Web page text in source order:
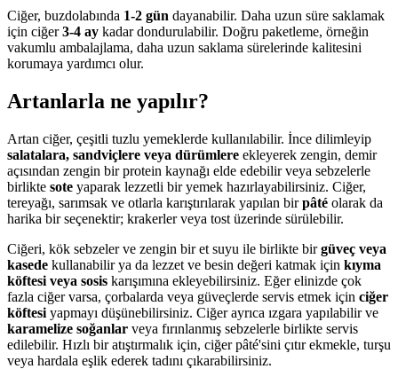
Ciğer, buzdolabında 1-2 gün dayanabilir. Daha uzun süre saklamak
için ciğer3-4 ay kadar dondurulabilir. Doğru paketleme, örneğin
vakumlu ambalajlama, daha uzun saklama sürelerinde kalitesini
korumaya yardımcı olur.
Artanlarla ne yapılır?
Artan ciğer, çeşitli tuzlu yemeklerde kullanılabilir. İnce dilimleyip
salatalara, sandviçlere veya dürümlere ekleyerek zengin, demir
açısından zengin bir protein kaynağı elde edebilir veya sebzelerle
birlikte sote yaparak lezzetli bir yemek hazırlayabilirsiniz. Ciğer,
tereyağı, sarımsak ve otlarla karıştırılarak yapılan birpâté olarak da
harika bir seçenektir; krakerler veya tost üzerinde sürülebilir.
Ciğeri, kök sebzeler ve zengin bir et suyu ile birlikte birgüveç veya
kasede kullanabilir ya da lezzet ve besin değeri katmak için kıyma
köftesi veya sosis karışımına ekleyebilirsiniz. Eğer elinizde çok
fazla ciğer varsa, çorbalarda veya güveçlerde servis etmek için ciğer
köftesi yapmayı düşünebilirsiniz. Ciğer ayrıca ızgara yapılabilir ve
karamelize soğanlar veya fırınlanmış sebzelerle birlikte servis
edilebilir. Hızlı bir atıştırmalık için, ciğer pâté'sini çıtır ekmekle, turşu
veya hardala eşlik ederek tadını çıkarabilirsiniz.